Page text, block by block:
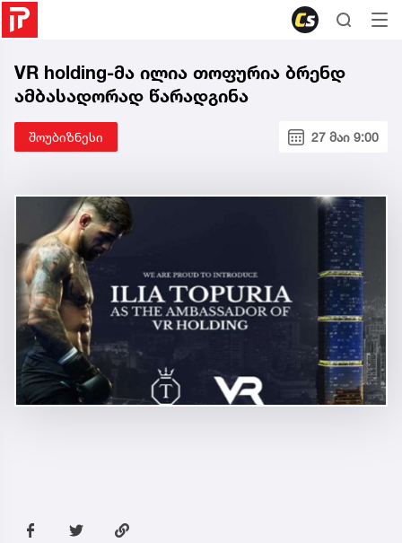
VR holding-მა ილია თოფურია ბრენდ
ამბასადორად წარადგინა
შოუბიზნესი 27 მაი 9:00